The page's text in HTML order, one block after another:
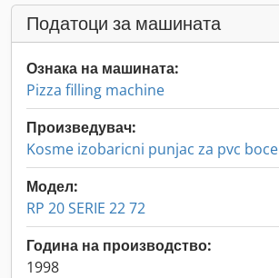
Податоци за машината
Ознака на машината:
Pizza filling machine
Произведувач:
Kosme izobaricni punjac za pvc boce
Модел:
RP 20 SERIE 22 72
Година на производство:
1998